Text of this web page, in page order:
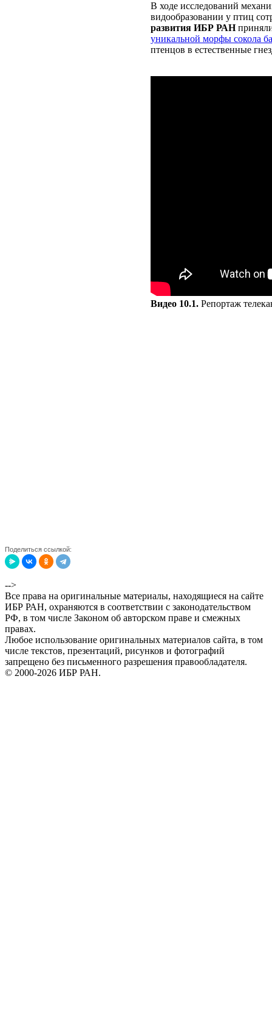
В ходе исследований
видообразовании у птиц
развития ИБР РАН
уникальной морфы сокола
птенцов в естественные
Видео 10.1. Репортаж
Поделиться ссылкой:
-->
Все права на оригинальные материалы, находящиеся на сайте
ИБР РАН, охраняются в соответствии с законодательством
РФ, в том числе Законом об авторском праве и смежных
правах.
Любое использование оригинальных материалов сайта, в том
числе текстов, презентаций, рисунков и фотографий
запрещено без письменного разрешения правообладателя.
© 2000-2026 ИБР РАН.